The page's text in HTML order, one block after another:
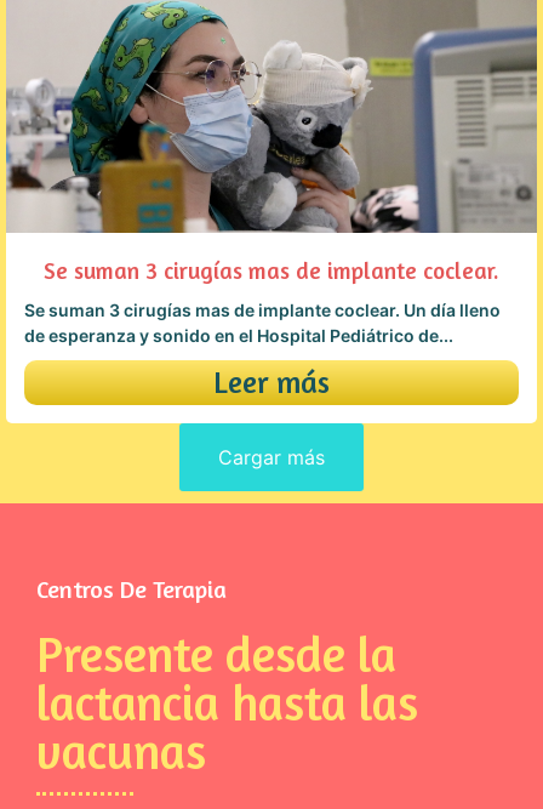
Se suman 3 cirugías mas de implante coclear.
Se suman 3 cirugías mas de implante coclear. Un día lleno
de esperanza y sonido en el Hospital Pediátrico de...
Leer más
Cargar más
Centros De Terapia
Presente desde la
lactancia hasta las
vacunas